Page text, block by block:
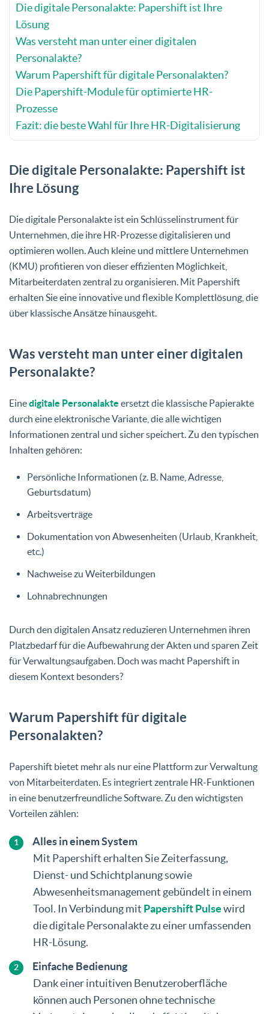
Die digitale Personalakte: Papershift ist Ihre
Lösung
Was versteht man unter einer digitalen
Personalakte?
Warum Papershift für digitale Personalakten?
Die Papershift-Module für optimierte HR-
Prozesse
Fazit: die beste Wahl für Ihre HR-Digitalisierung
Die digitale Personalakte: Papershift ist
Ihre Lösung
Die digitale Personalakte ist ein Schlüsselinstrument für
Unternehmen, die ihre HR-Prozesse digitalisieren und
optimieren wollen. Auch kleine und mittlere Unternehmen
(KMU) profitieren von dieser effizienten Möglichkeit,
Mitarbeiterdaten zentral zu organisieren. Mit Papershift
erhalten Sie eine innovative und flexible Komplettlösung, die
über klassische Ansätze hinausgeht.
Was versteht man unter einer digitalen
Personalakte?
Einedigitale Personalakte ersetzt die klassische Papierakte
durch eine elektronische Variante, die alle wichtigen
Informationen zentral und sicher speichert. Zu den typischen
Inhalten gehören:
Persönliche Informationen (z. B. Name, Adresse,
Geburtsdatum)
Arbeitsverträge
Dokumentation von Abwesenheiten (Urlaub, Krankheit,
etc.)
Nachweise zu Weiterbildungen
Lohnabrechnungen
Durch den digitalen Ansatz reduzieren Unternehmen ihren
Platzbedarf für die Aufbewahrung der Akten und sparen Zeit
für Verwaltungsaufgaben. Doch was macht Papershift in
diesem Kontext besonders?
Warum Papershift für digitale
Personalakten?
Papershift bietet mehr als nur eine Plattform zur Verwaltung
von Mitarbeiterdaten. Es integriert zentrale HR-Funktionen
in eine benutzerfreundliche Software. Zu den wichtigsten
Vorteilen zählen:
Alles in einem System
Mit Papershift erhalten Sie Zeiterfassung,
Dienst- und Schichtplanung sowie
Abwesenheitsmanagement gebündelt in einem
Tool. In Verbindung mit Papershift Pulsewird
die digitale Personalakte zu einer umfassenden
HR-Lösung.
Einfache Bedienung
Dank einer intuitiven Benutzeroberfläche
können auch Personen ohne technische